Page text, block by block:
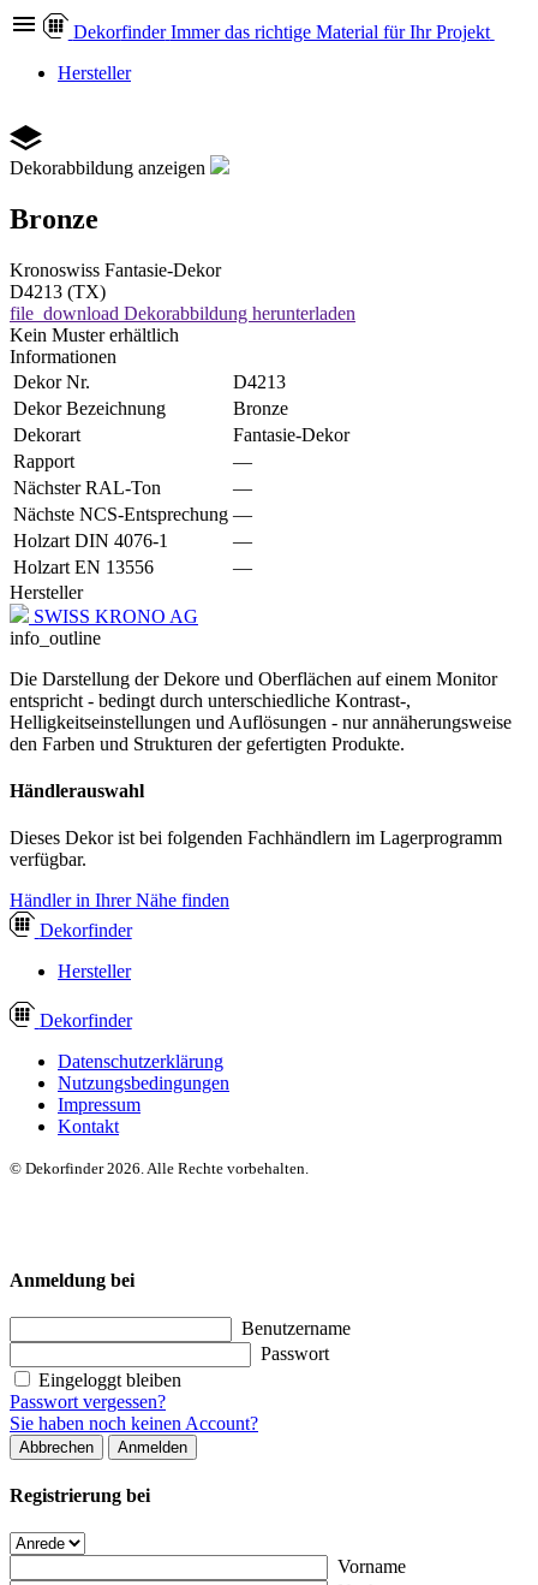
Dekorfinder Immer das richtige Material für Ihr Projekt
Hersteller
Dekorabbildung anzeigen
Bronze
Kronoswiss Fantasie-Dekor
D4213 (TX)
file_download Dekorabbildung herunterladen
Kein Muster erhältlich
Informationen
Dekor Nr.
D4213
Dekor Bezeichnung
Bronze
Dekorart
Fantasie-Dekor
Rapport
—
Nächster RAL-Ton
—
Nächste NCS-Entsprechung —
Holzart DIN 4076-1
—
Holzart EN 13556
—
Hersteller
SWISS KRONO AG
info_outline
Die Darstellung der Dekore und Oberflächen auf einem Monitor
entspricht - bedingt durch unterschiedliche Kontrast-,
Helligkeitseinstellungen und Auflösungen - nur annäherungsweise
den Farben und Strukturen der gefertigten Produkte.
Händlerauswahl
Dieses Dekor ist bei folgenden Fachhändlern im Lagerprogramm
verfügbar.
Händler in Ihrer Nähe finden
Dekorfinder
Hersteller
Dekorfinder
Datenschutzerklärung
Nutzungsbedingungen
Impressum
Kontakt
© Dekorfinder 2026. Alle Rechte vorbehalten.
Anmeldung bei
Benutzername
Passwort
Eingeloggt bleiben
Passwort vergessen?
Sie haben noch keinen Account?
Abbrechen Anmelden
Registrierung bei
Vorname